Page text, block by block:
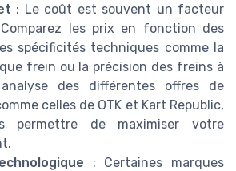
: Le coût est souvent un facteur
les prix en fonction des
spécificités techniques comme la
frein ou la précision des freins à
des différentes offres de
celles de OTK et Kart Republic,
permettre de maximiser votre
: Certaines marques